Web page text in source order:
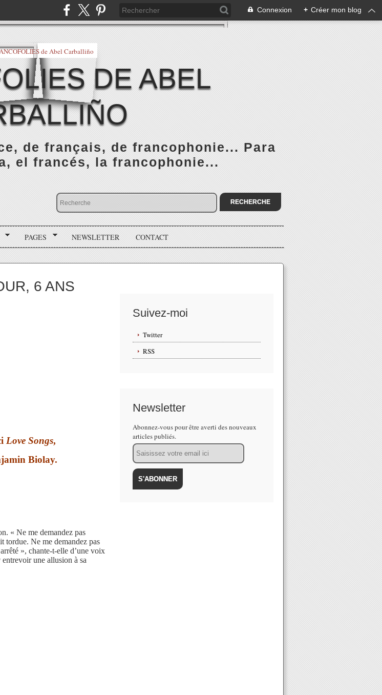
Connexion + Créer mon blog
DE ABEL
de français, de francophonie... Para
el francés, la francophonie...
PAGES NEWSLETTER CONTACT
6 ANS
Love Songs,
Biolay.
« Ne me demandez pas
tordue. Ne me demandez pas
», chante-t-elle d’une voix
une allusion à sa
Suivez-moi
Twitter
RSS
Newsletter
Abonnez-vous pour être averti des nouveaux
articles publiés.
Email